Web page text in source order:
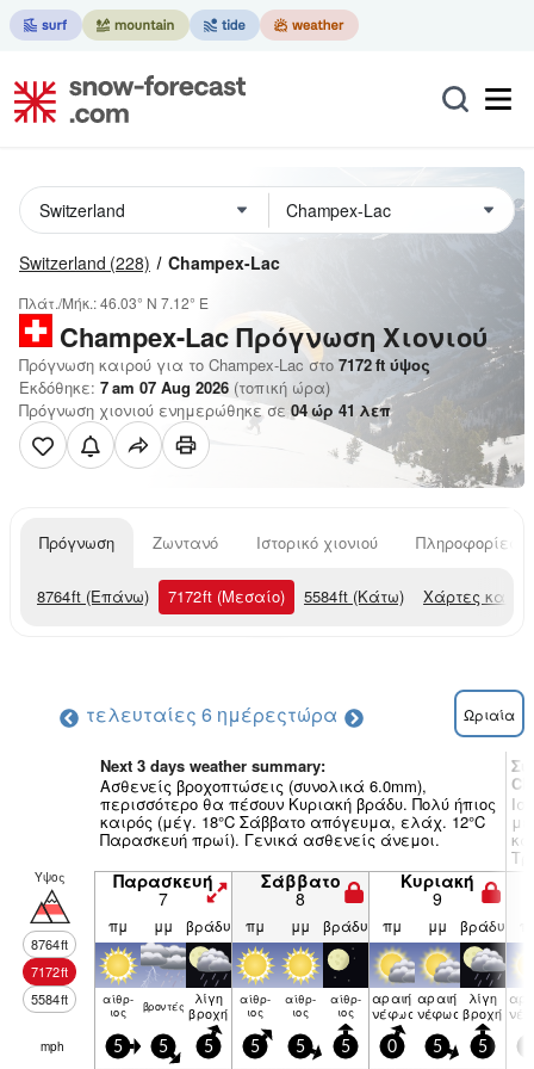
Switzerland (228) Champex-Lac
Πλάτ./Μήκ.:46.03° N 7.12° E
Champex-LacΠρόγνωση Χιονιού
Πρόγνωση καιρού για το Champex-Lac στο 7172ft ύψος
Εκδόθηκε: 7 am 07 Aug 2026 (τοπική ώρα)
Πρόγνωση χιονιού ενημερώθηκε σε04ώρ 41 λεπ
Πρόγνωση Ζωντανό Ιστορικό χιονιού Πληροφορίες
8764ft (Επάνω) 7172ft (Μεσαίο) 5584ft (Κάτω) Χάρτες
τελευταίες 6 ημέρεςτώρα Ωριαία
Next 3 days weather summary:
Ασθενείς βροχοπτώσεις (συνολικά 6.0mm),
περισσότερο θα πέσουν Κυριακή βράδυ. Πολύ ήπιος
καιρός (μέγ. 18°C Σάββατο απόγευμα, ελάχ. 12°C
Παρασκευή πρωί). Γενικά ασθενείς άνεμοι.
Υψος
8764ft
7172ft
5584ft
Παρασκευή
7
Σάββατο
8
Κυριακή
9
πμ μμ βράδυ πμ μμ βράδυ πμ μμ βράδυ
αίθρ­
ιος βρον­τές λίγη
βροχή
αίθρ­
ιος
αίθρ­
ιος
αίθρ­
ιος
αραιή
νέφωση
αραιή
νέφωση
λίγη
βροχή
mph 5 5 5 5 5 5 0 5 5